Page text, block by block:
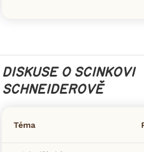
DISKUSE O SCINKOVI
SCHNEIDEROVĚ
Téma